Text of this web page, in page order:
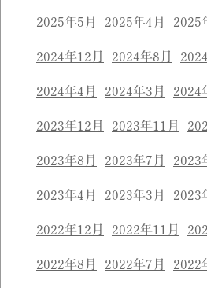
2025年5月 2025年4月 2025
2024年12月 2024年8月
2024年4月 2024年3月 2024
2023年12月 2023年11月
2023年8月 2023年7月 2023
2023年4月 2023年3月 2023
2022年12月 2022年11月
2022年8月 2022年7月 2022